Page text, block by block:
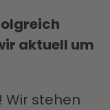
aktuell um
Wir stehen